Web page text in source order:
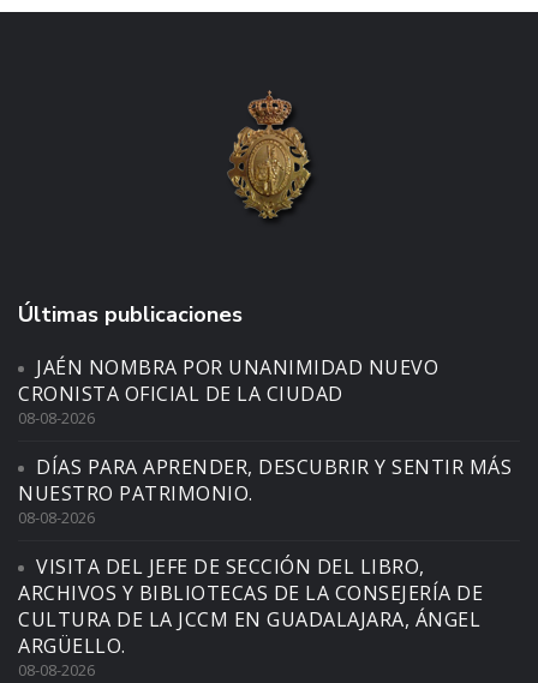
Últimas publicaciones
JAÉN NOMBRA POR UNANIMIDAD NUEVO
CRONISTA OFICIAL DE LA CIUDAD
08-08-2026
DÍAS PARA APRENDER, DESCUBRIR Y SENTIR MÁS
NUESTRO PATRIMONIO.
08-08-2026
VISITA DEL JEFE DE SECCIÓN DEL LIBRO,
ARCHIVOS Y BIBLIOTECAS DE LA CONSEJERÍA DE
CULTURA DE LA JCCM EN GUADALAJARA, ÁNGEL
ARGÜELLO.
08-08-2026